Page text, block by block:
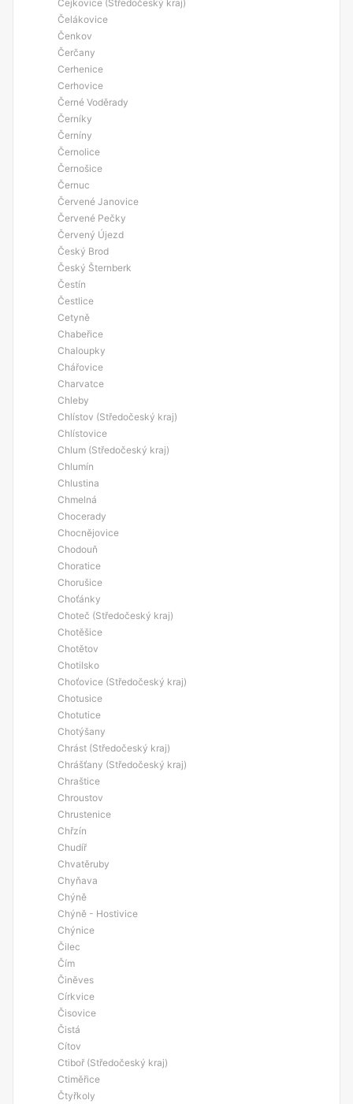
Čejkovice (Středočeský kraj)
Čelákovice
Čenkov
Čerčany
Cerhenice
Cerhovice
Černé Voděrady
Černíky
Černíny
Černolice
Černošice
Černuc
Červené Janovice
Červené Pečky
Červený Újezd
Český Brod
Český Šternberk
Čestín
Čestlice
Cetyně
Chabeřice
Chaloupky
Chářovice
Charvatce
Chleby
Chlístov (Středočeský kraj)
Chlístovice
Chlum (Středočeský kraj)
Chlumín
Chlustina
Chmelná
Chocerady
Chocnějovice
Chodouň
Choratice
Chorušice
Choťánky
Choteč (Středočeský kraj)
Chotěšice
Chotětov
Chotilsko
Choťovice (Středočeský kraj)
Chotusice
Chotutice
Chotýšany
Chrást (Středočeský kraj)
Chrášťany (Středočeský kraj)
Chraštice
Chroustov
Chrustenice
Chřzín
Chudíř
Chvatěruby
Chyňava
Chýně
Chýně - Hostivice
Chýnice
Čilec
Čím
Činěves
Církvice
Čisovice
Čistá
Cítov
Ctiboř (Středočeský kraj)
Ctiměřice
Čtyřkoly